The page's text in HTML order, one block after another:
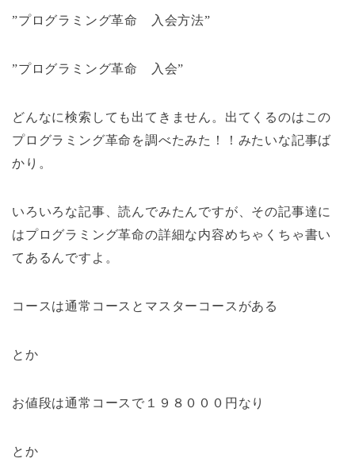
”プログラミング革命 入会方法”
”プログラミング革命 入会”
どんなに検索しても出てきません。出てくるのはこの
プログラミング革命を調べたみた！！みたいな記事ば
かり。
いろいろな記事、読んでみたんですが、その記事達に
はプログラミング革命の詳細な内容めちゃくちゃ書い
てあるんですよ。
コースは通常コースとマスターコースがある
とか
お値段は通常コースで１９８０００円なり
とか